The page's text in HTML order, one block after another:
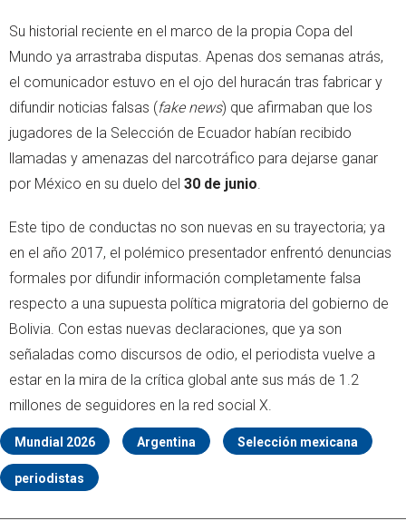
Su historial reciente en el marco de la propia Copa del
Mundo ya arrastraba disputas. Apenas dos semanas atrás,
el comunicador estuvo en el ojo del huracán tras fabricar y
difundir noticias falsas (fake news) que afirmaban que los
jugadores de la Selección de Ecuador habían recibido
llamadas y amenazas del narcotráfico para dejarse ganar
por México en su duelo del 30 de junio.
Este tipo de conductas no son nuevas en su trayectoria; ya
en el año 2017, el polémico presentador enfrentó denuncias
formales por difundir información completamente falsa
respecto a una supuesta política migratoria del gobierno de
Bolivia. Con estas nuevas declaraciones, que ya son
señaladas como discursos de odio, el periodista vuelve a
estar en la mira de la crítica global ante sus más de 1.2
millones de seguidores en la red social X.
Mundial 2026 Argentina Selección mexicana
periodistas